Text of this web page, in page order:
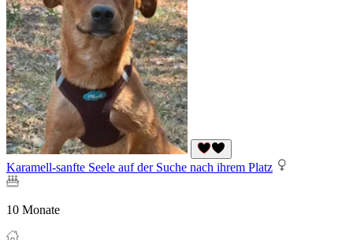
Karamell-sanfte Seele auf der Suche nach ihrem Platz
10 Monate